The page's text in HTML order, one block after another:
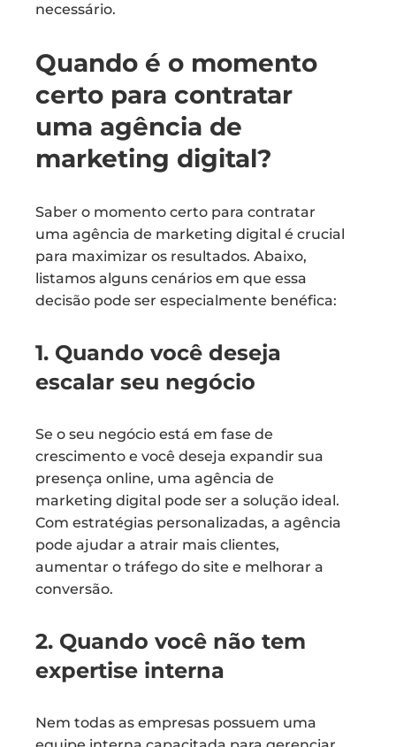
necessário.
Quando é o momento
certo para contratar
uma agência de
marketing digital?
Saber o momento certo para contratar
uma agência de marketing digital é crucial
para maximizar os resultados. Abaixo,
listamos alguns cenários em que essa
decisão pode ser especialmente benéfica:
1. Quando você deseja
escalar seu negócio
Se o seu negócio está em fase de
crescimento e você deseja expandir sua
presença online, uma agência de
marketing digital pode ser a solução ideal.
Com estratégias personalizadas, a agência
pode ajudar a atrair mais clientes,
aumentar o tráfego do site e melhorar a
conversão.
2. Quando você não tem
expertise interna
Nem todas as empresas possuem uma